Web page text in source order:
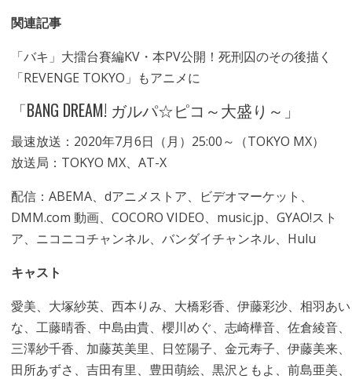
関連記事
「バキ」大擂台賽編KV・本PV公開！死刑囚のその後描く
「REVENGE TOKYO」もアニメに
「BANG DREAM! ガルパ☆ピコ～大盛り～」
最速放送：2020年7月6日（月）25:00～（TOKYO MX）
放送局：TOKYO MX、AT-X
配信：ABEMA、dアニメストア、ビデオマーケット、
DMM.com 動画、COCORO VIDEO、music.jp、GYAO!スト
ア、ニコニコチャンネル、バンダイチャンネル、Hulu
キャスト
愛美、大塚紗英、西本りみ、大橋彩香、伊藤彩沙、相羽あい
な、工藤晴香、中島由貴、櫻川めぐ、志崎樺音、佐倉綾音、
三澤紗千香、加藤英美里、日笠陽子、金元寿子、伊藤美来、
田所あずさ、吉田有里、豊田萌絵、黒沢ともよ、前島亜美、